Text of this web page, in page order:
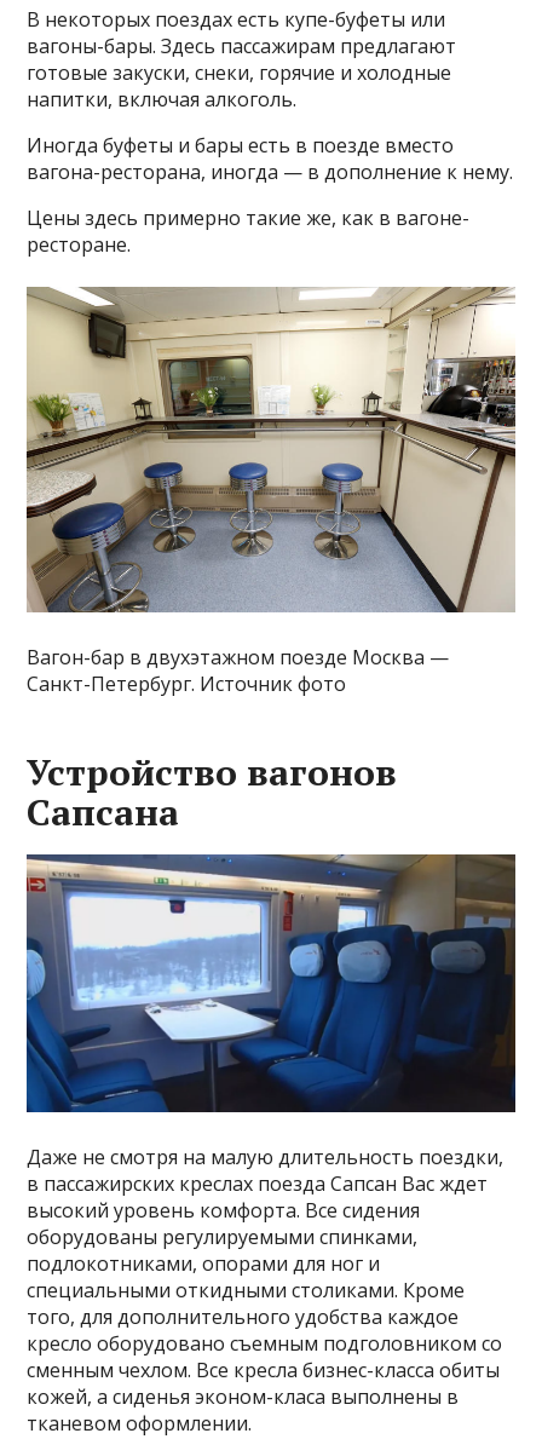
В некоторых поездах есть купе-буфеты или
вагоны-бары. Здесь пассажирам предлагают
готовые закуски, снеки, горячие и холодные
напитки, включая алкоголь.
Иногда буфеты и бары есть в поезде вместо
вагона-ресторана, иногда — в дополнение к нему.
Цены здесь примерно такие же, как в вагоне-
ресторане.
Вагон-бар в двухэтажном поезде Москва —
Санкт-Петербург. Источник фото
Устройство вагонов
Сапсана
Даже не смотря на малую длительность поездки,
в пассажирских креслах поезда Сапсан Вас ждет
высокий уровень комфорта. Все сидения
оборудованы регулируемыми спинками,
подлокотниками, опорами для ног и
специальными откидными столиками. Кроме
того, для дополнительного удобства каждое
кресло оборудовано съемным подголовником со
сменным чехлом. Все кресла бизнес-класса обиты
кожей, а сиденья эконом-класа выполнены в
тканевом оформлении.